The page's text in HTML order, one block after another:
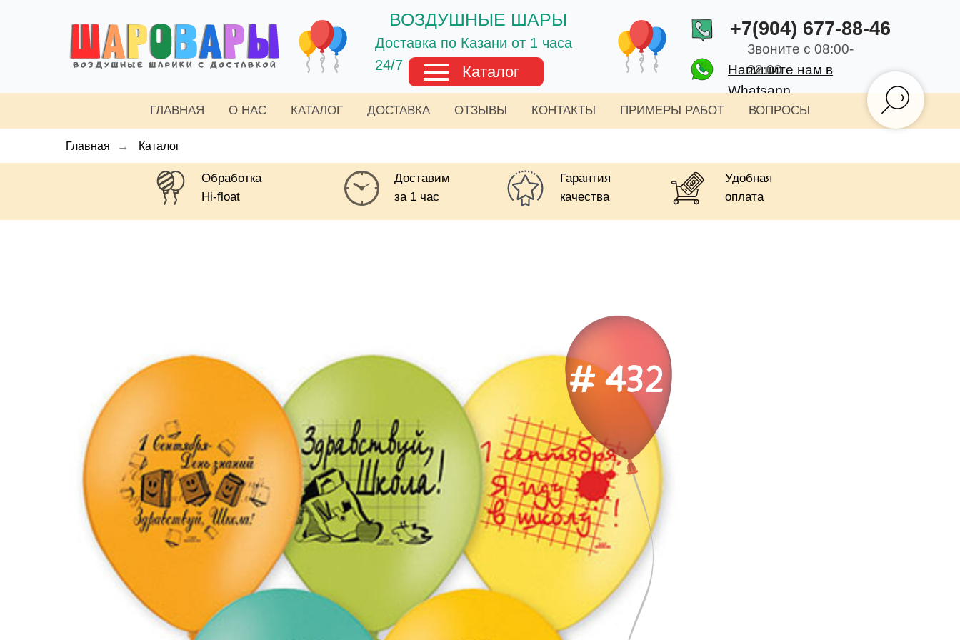
+7(904) 677-88-46
ВОЗДУШНЫЕ ШАРЫ
Доставка по Казани от 1 часа
24/7
Звоните с 08:00-
22:00
Напишите нам в
Whatsapp
Каталог
ГЛАВНАЯ О НАС КАТАЛОГ ДОСТАВКА ОТЗЫВЫ КОНТАКТЫ ПРИМЕРЫ РАБОТ ВОПРОСЫ
Главная → Каталог
Обработка
Hi-float
Доставим
за 1 час
Гарантия
качества
Удобная
оплата